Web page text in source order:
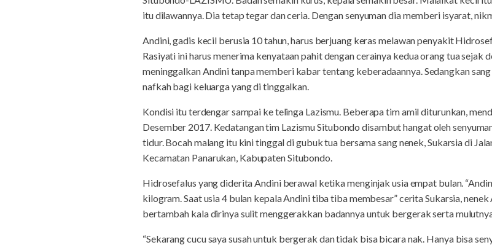
itu dilawannya. Dia tetap tegar dan ceria. Dengan senyuman dia memberi isyarat,
Andini, gadis kecil berusia 10 tahun, harus berjuang keras melawan penyakit
Rasiyati ini harus menerima kenyataan pahit dengan cerainya kedua orang tua sejak
meninggalkan Andini tanpa memberi kabar tentang keberadaannya. Sedangkan
nafkah bagi keluarga yang di tinggalkan.
Kondisi itu terdengar sampai ke telinga Lazismu. Beberapa tim amil diturunkan,
Desember 2017. Kedatangan tim Lazismu Situbondo disambut hangat oleh
tidur. Bocah malang itu kini tinggal di gubuk tua bersama sang nenek, Sukarsia di
Kecamatan Panarukan, Kabupaten Situbondo.
Hidrosefalus yang diderita Andini berawal ketika menginjak usia empat bulan.
kilogram. Saat usia 4 bulan kepala Andini tiba tiba membesar” cerita Sukarsia,
bertambah kala dirinya sulit menggerakkan badannya untuk bergerak serta
“Sekarang cucu saya susah untuk bergerak dan tidak bisa bicara nak. Hanya bisa